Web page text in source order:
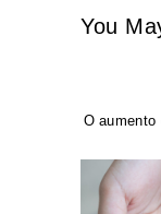
You
O aumento